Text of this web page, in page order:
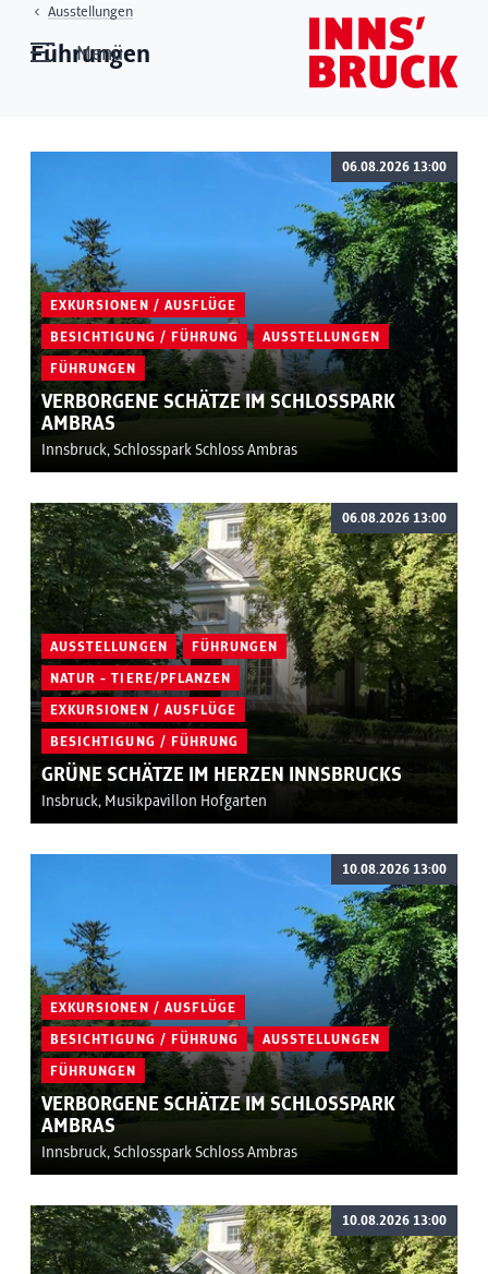
Menü
Ausstellungen
Führungen
EXKURSIONEN / AUSFLÜGE
BESICHTIGUNG / FÜHRUNG AUSSTELLUNGEN
FÜHRUNGEN
VERBORGENE SCHÄTZE IM SCHLOSSPARK
AMBRAS
Innsbruck, Schlosspark Schloss Ambras
06.08.2026 13:00
AUSSTELLUNGEN FÜHRUNGEN
NATUR - TIERE/PFLANZEN
EXKURSIONEN / AUSFLÜGE
BESICHTIGUNG / FÜHRUNG
GRÜNE SCHÄTZE IM HERZEN INNSBRUCKS
Insbruck, Musikpavillon Hofgarten
06.08.2026 13:00
EXKURSIONEN / AUSFLÜGE
BESICHTIGUNG / FÜHRUNG AUSSTELLUNGEN
FÜHRUNGEN
VERBORGENE SCHÄTZE IM SCHLOSSPARK
AMBRAS
Innsbruck, Schlosspark Schloss Ambras
10.08.2026 13:00
10.08.2026 13:00